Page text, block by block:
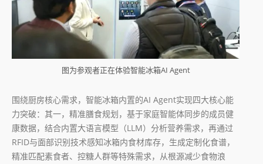
图为参观者正在体验智能冰箱AI Agent
围绕厨房核心需求，智能冰箱内置的AI Agent实现四大核心能
力突破：其一，精准膳食规划，基于家庭智能体同步的成员健
康数据，结合内置大语言模型（LLM）分析营养需求，再通过
RFID与面部识别技术感知冰箱内食材库存，生成定制化食谱，
精准匹配素食者、控糖人群等特殊需求，从根源减少食物浪